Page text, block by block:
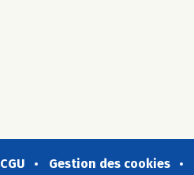
CGU Gestion des cookies